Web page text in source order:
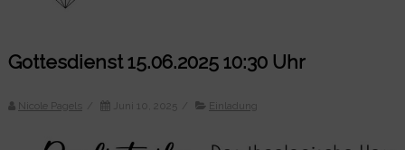
Gottesdienst 15.06.2025 10:30 Uhr
Nicole Pagels Juni 10, 2025 Einladung